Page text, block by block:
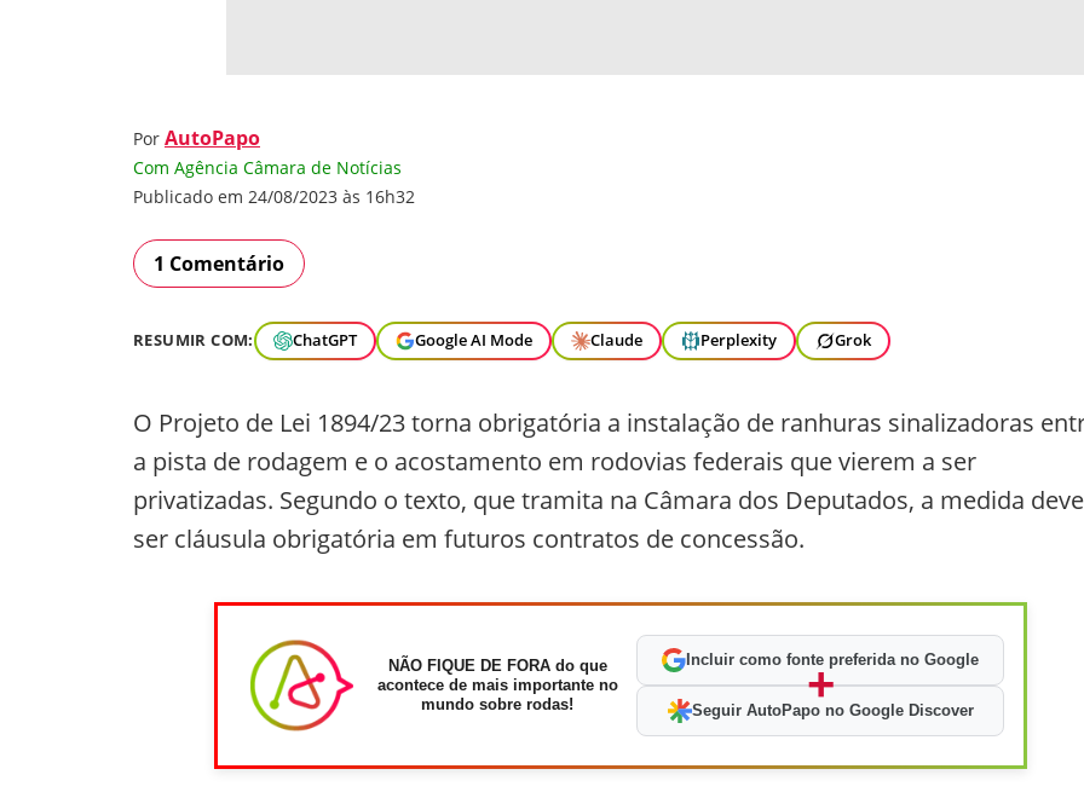
Por AutoPapo
Com Agência Câmara de Notícias
Publicado em 24/08/2023 às 16h32
1 Comentário
RESUMIR COM: ChatGPT Google AI Mode Claude Perplexity Grok
O Projeto de Lei 1894/23 torna obrigatória a instalação de ranhuras sinalizadoras
a pista de rodagem e o acostamento em rodovias federais que vierem a ser
privatizadas. Segundo o texto, que tramita na Câmara dos Deputados, a medida
ser cláusula obrigatória em futuros contratos de concessão.
NÃO FIQUE DE FORA do que
acontece de mais importante no
mundo sobre rodas!
Incluir como fonte preferida no Google
+
Seguir AutoPapo no Google Discover